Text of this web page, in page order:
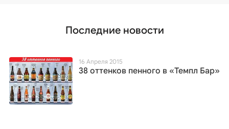
Последние новости
16 Апреля 2015
38 оттенков пенного в «Темпл Бар»